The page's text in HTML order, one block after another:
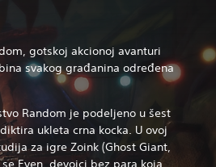
gotskoj akcionoj avanturi
svakog građanina određena
Random je podeljeno u šest
ukleta crna kocka. U ovoj
za igre Zoink (Ghost Giant,
Even, devojci bez para koja